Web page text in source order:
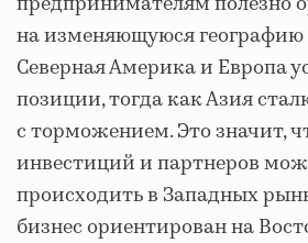
на изменяющуюся географию
Северная Америка и Европа
позиции, тогда как Азия
с торможением. Это значит,
инвестиций и партнеров
происходить в Западных
бизнес ориентирован на